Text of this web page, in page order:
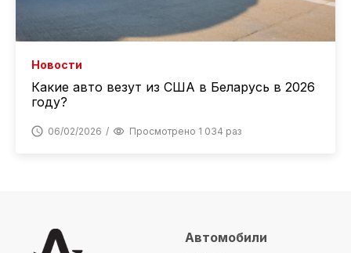
Новости
Какие авто везут из США в Беларусь в 2026
году?
06/02/2026 Просмотрено 1 034 раз
Автомобили